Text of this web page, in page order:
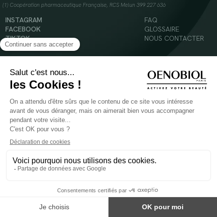
(1) Coopération pharmaceutique Française, RCS Melun 399 227 636
INSTAGRAM
FACEBOOK
TIKTOK
YOUTUBE
FAQ
GLOSSAIRE
NOUS CONTACTER
© 2024 Oenobiol Paris
Mentions légales
Politique en matière de cookies
POUR VOTRE SANTÉ, MANGEZ AU MOINS CINQ FRUITS ET LÉGUMES PAR JOUR -
Les complément alimentaires doivent être utilisés dans le cadre d'un mode de vie sain et
ne pas être utilisés comme substituts d'un régimes alimentaire varié et équilibré.